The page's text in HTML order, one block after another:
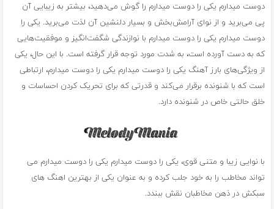
دوست میدارم یکی را دوست میدارم را گوش می‌دهید، بیشتر به زیبایی آن
پی می‌برید و از نوای آرامش‌بخش و بسیار دلنشین آن لذت می‌برید. یکی را
دوست میدارم یکی را دوست میدارم با نوازندگی شگفت‌انگیز و موفقیت‌هایی
که به دست آورده است، به شدت مورد توجه قرار گرفته است. با این حال، یکی
از ویژگی‌های بارز آهنگ یکی را دوست میدارم یکی را دوست میدارم، ارتباطی
است که با شنونده برقرار می‌کند و قدرتی که برای تحریک کردن احساسات و
خلق حالتی خاص در شنونده دارد.
با نوایی زیبا و متنی قوی، یکی را دوست میدارم یکی را دوست میدارم می
تواند مخاطب را به خود جلب کرده و به عنوان یکی از بهترین اهنگ های
سبکش در ذهن مخاطبان نقش ببندد.